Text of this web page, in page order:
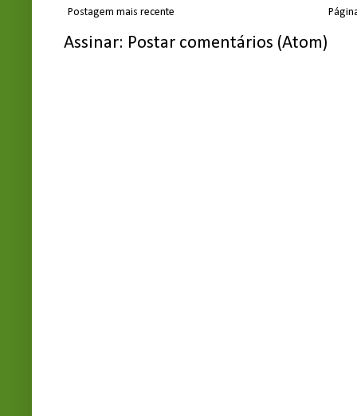
Postagem mais recente
Assinar: Postar comentários (Atom)